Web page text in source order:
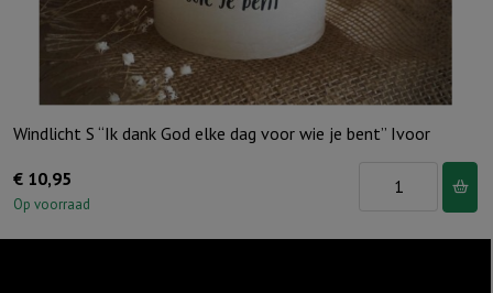
Windlicht S “Ik dank God elke dag voor wie je bent” Ivoor
€ 10,95
Op voorraad
"Ik